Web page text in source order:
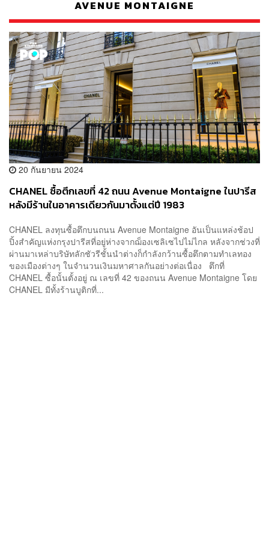
AVENUE MONTAIGNE
20 กันยายน 2024
CHANEL ซื้อตึก​เลขที่ 42 ถนน Avenue Montaigne ในปารีส
หลังมีร้านในอาคารเดียวกันมาตั้งแต่ปี 1983
CHANEL ลงทุนซื้อตึกบนถนน Avenue Montaigne อันเป็นแหล่งช้อป
ปิ้งสำคัญแห่งกรุงปารีสที่อยู่ห่างจากฌ็องเซลิเซไปไม่ไกล หลังจากช่วงที่
ผ่านมาเหล่าบริษัทลักชัวรีชั้นนำต่างก็กำลังกว้านซื้อตึกตามทำเลทอง
ของเมืองต่างๆ ในจำนวนเงินมหาศาลกันอย่างต่อเนื่อง ตึกที่
CHANEL ซื้อนั้นตั้งอยู่ ณ ​เลขที่ 42 ของถนน Avenue Montaigne โดย
CHANEL มีทั้งร้านบูติกที่...